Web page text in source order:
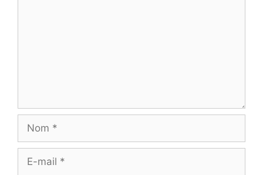
Nom